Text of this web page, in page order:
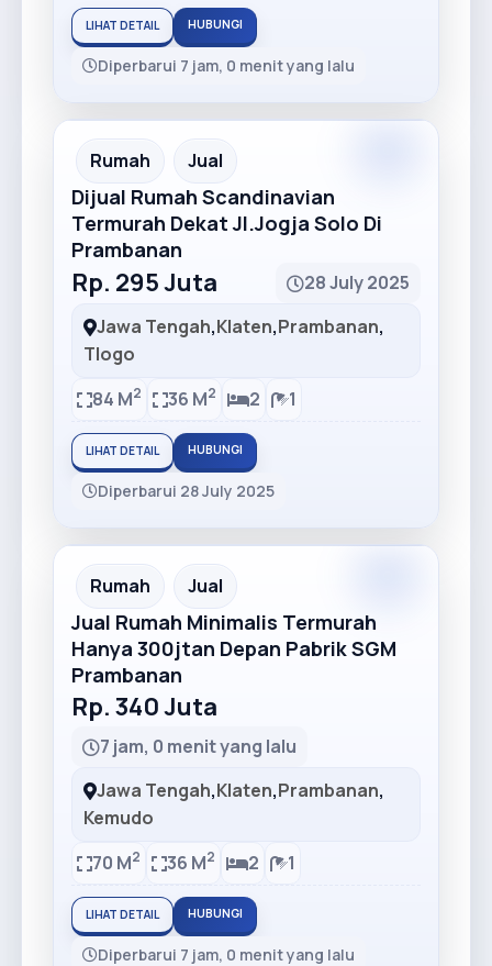
LIHAT DETAIL HUBUNGI
Diperbarui 7 jam, 0 menit yang lalu
Rumah Jual
Dijual Rumah Scandinavian
Termurah Dekat Jl.Jogja Solo Di
Prambanan
Rp. 295 Juta
28 July 2025
Jawa Tengah,Klaten,Prambanan,
Tlogo
84 M2 36 M2 2 1
LIHAT DETAIL HUBUNGI
Diperbarui 28 July 2025
Rumah Jual
Jual Rumah Minimalis Termurah
Hanya 300jtan Depan Pabrik SGM
Prambanan
Rp. 340 Juta
7 jam, 0 menit yang lalu
Jawa Tengah,Klaten,Prambanan,
Kemudo
70 M2 36 M2 2 1
LIHAT DETAIL HUBUNGI
Diperbarui 7 jam, 0 menit yang lalu